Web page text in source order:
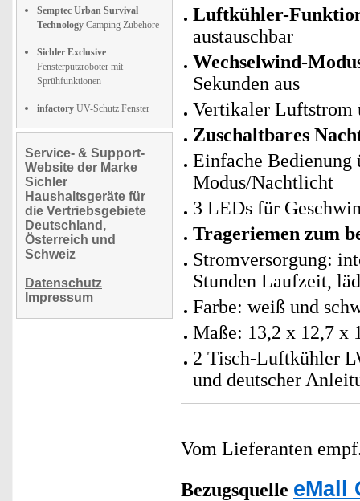
Semptec Urban Survival
Technology Camping Zubehöre
Sichler Exclusive
Fensterputzroboter mit
Sprühfunktionen
infactory UV-Schutz Fenster
Service- & Support-
Website der Marke
Sichler
Haushaltsgeräte für
die Vertriebsgebiete
Deutschland,
Österreich und
Schweiz
Datenschutz
Impressum
Luftkühler-
austauschbar
Wechselwind-
Sekunden aus
Vertikaler Luftstrom
Zuschaltbares
Einfache Bedienung
Modus/Nachtlicht
3 LEDs für
Trageriemen zum
Stromversorgung:
Stunden Laufzeit,
Farbe: weiß und
Maße: 13,2 x 12,7 x
2 Tisch-Luftkühler
und deutscher
Vom Lieferanten
Bezugsquelle eMall